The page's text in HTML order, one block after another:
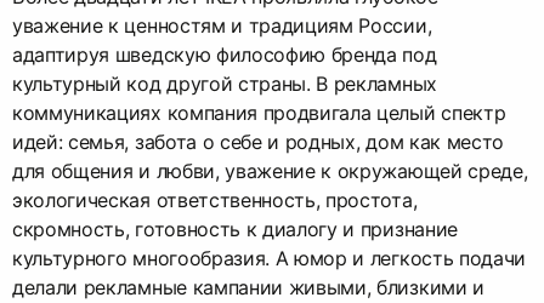
уважение к ценностям и традициям России,
адаптируя шведскую философию бренда под
культурный код другой страны. В рекламных
коммуникациях компания продвигала целый спектр
идей: семья, забота о себе и родных, дом как место
для общения и любви, уважение к окружающей среде,
экологическая ответственность, простота,
скромность, готовность к диалогу и признание
культурного многообразия. А юмор и легкость подачи
делали рекламные кампании живыми, близкими и